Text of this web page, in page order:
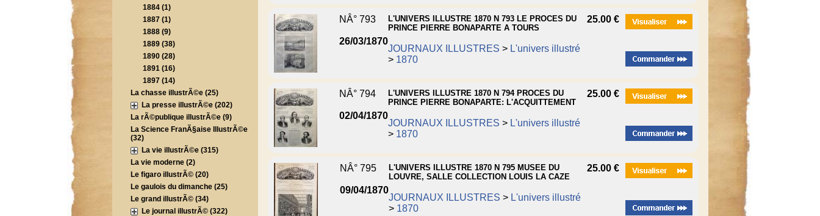
1884 (1)
1887 (1)
1888 (9)
1889 (38)
1890 (28)
1891 (16)
1897 (14)
La chasse illustrÃ©e (25)
La presse illustrÃ©e (202)
La rÃ©publique illustrÃ©e (9)
La Science FranÃ§aise IllustrÃ©e
(32)
La vie illustrÃ©e (315)
La vie moderne (2)
Le figaro illustrÃ© (20)
Le gaulois du dimanche (25)
Le grand illustrÃ© (34)
Le journal illustrÃ© (322)
NÂ° 793
26/03/1870
L'UNIVERS ILLUSTRE 1870 N 793 LE PROCES DU
PRINCE PIERRE BONAPARTE A TOURS
JOURNAUX ILLUSTRES > L'univers illustré
> 1870
25.00 €
NÂ° 794
02/04/1870
L'UNIVERS ILLUSTRE 1870 N 794 PROCES DU
PRINCE PIERRE BONAPARTE: L'ACQUITTEMENT
JOURNAUX ILLUSTRES > L'univers illustré
> 1870
25.00 €
NÂ° 795
09/04/1870
L'UNIVERS ILLUSTRE 1870 N 795 MUSEE DU
LOUVRE, SALLE COLLECTION LOUIS LA CAZE
JOURNAUX ILLUSTRES > L'univers illustré
> 1870
25.00 €